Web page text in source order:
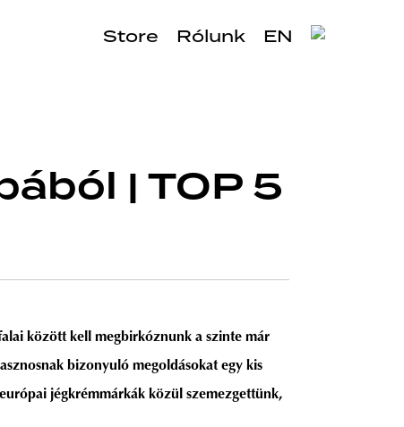
Store Rólunk EN
| TOP 5
között kell megbirkóznunk a szinte már
bizonyuló megoldásokat egy kis
jégkrémmárkák közül szemezgettünk,